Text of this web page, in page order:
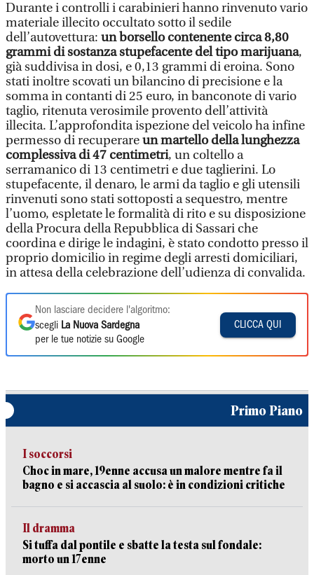
Durante i controlli i carabinieri hanno rinvenuto vario
materiale illecito occultato sotto il sedile
dell’autovettura: un borsello contenente circa 8,80
grammi di sostanza stupefacente del tipo marijuana,
già suddivisa in dosi, e 0,13 grammi di eroina. Sono
stati inoltre scovati un bilancino di precisione e la
somma in contanti di 25 euro, in banconote di vario
taglio, ritenuta verosimile provento dell’attività
illecita. L’approfondita ispezione del veicolo ha infine
permesso di recuperareun martello della lunghezza
complessiva di 47 centimetri, un coltello a
serramanico di 13 centimetri e due taglierini. Lo
stupefacente, il denaro, le armi da taglio e gli utensili
rinvenuti sono stati sottoposti a sequestro, mentre
l’uomo, espletate le formalità di rito e su disposizione
della Procura della Repubblica di Sassari che
coordina e dirige le indagini, è stato condotto presso il
proprio domicilio in regime degli arresti domiciliari,
in attesa della celebrazione dell’udienza di convalida.
Non lasciare decidere l'algoritmo:
scegli La Nuova Sardegna
per le tue notizie su Google
CLICCA QUI
Primo Piano
I soccorsi
Choc in mare, 19enne accusa un malore mentre fa il
bagno e si accascia al suolo: è in condizioni critiche
Il dramma
Si tuffa dal pontile e sbatte la testa sul fondale:
morto un 17enne